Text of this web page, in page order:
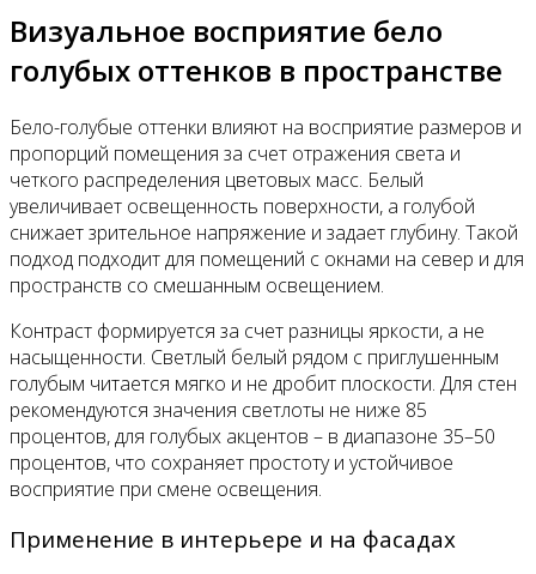
Визуальное восприятие бело
голубых оттенков в пространстве
Бело-голубые оттенки влияют на восприятие размеров и
пропорций помещения за счет отражения света и
четкого распределения цветовых масс. Белый
увеличивает освещенность поверхности, а голубой
снижает зрительное напряжение и задает глубину. Такой
подход подходит для помещений с окнами на север и для
пространств со смешанным освещением.
Контраст формируется за счет разницы яркости, а не
насыщенности. Светлый белый рядом с приглушенным
голубым читается мягко и не дробит плоскости. Для стен
рекомендуются значения светлоты не ниже 85
процентов, для голубых акцентов – в диапазоне 35–50
процентов, что сохраняет простоту и устойчивое
восприятие при смене освещения.
Применение в интерьере и на фасадах